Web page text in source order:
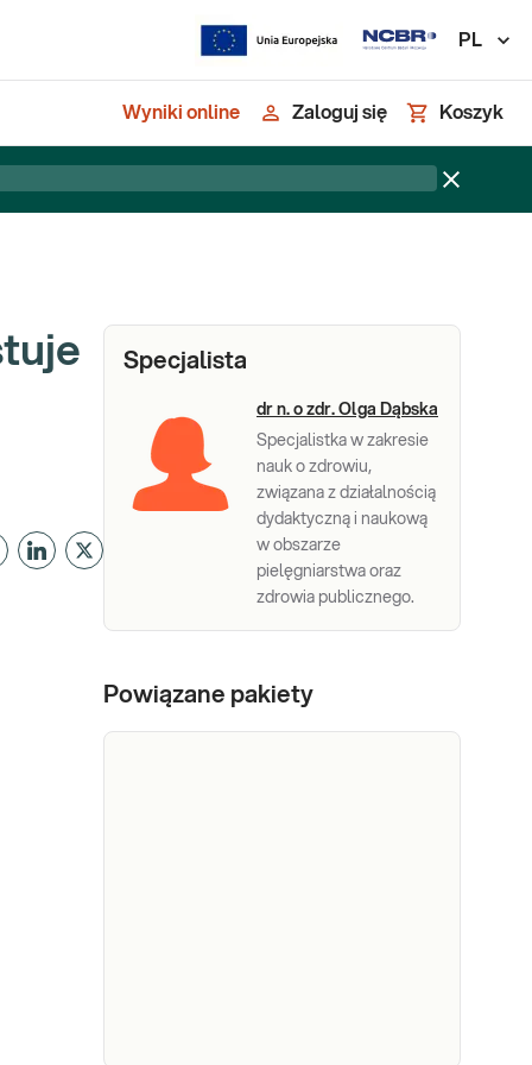
PL
Wyniki online Zaloguj się Koszyk
Specjalista
dr n. o zdr. Olga Dąbska
Specjalistka w zakresie
nauk o zdrowiu,
związana z działalnością
dydaktyczną i naukową
w obszarze
pielęgniarstwa oraz
zdrowia publicznego.
Powiązane pakiety